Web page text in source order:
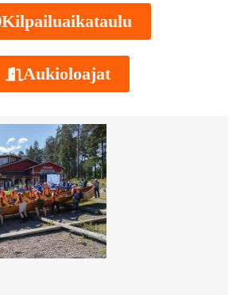
Kilpailuaikataulu
Aukioloajat